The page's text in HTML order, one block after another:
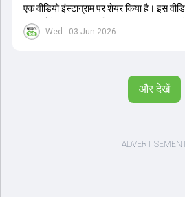
Wed - 03 Jun 2026
एक वीडियो इंस्टाग्राम पर शेयर किया है। इस
सलाह देते हुए कहा, 'एक बिहारी सब पर भारी।
पर विश्वास रखने और नकारात्मक बातों पर ध्यान
सीरीज खेलेंगे। वहीं, विराट कोहली लंदन रवाना
और देखें